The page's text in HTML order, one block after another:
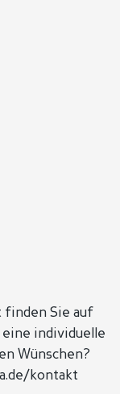
Sie auf
individuelle
Wünschen?
kontakt